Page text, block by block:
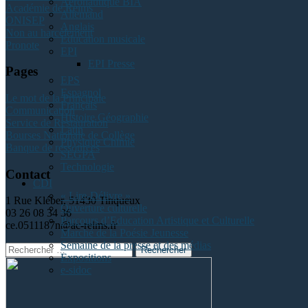
Allemand
Anglais
Education musicale
EPI
EPI Presse
EPS
Espagnol
Français
Histoire Géographie
Latin
Physique Chimie
SEGPA
Technologie
CDI
« Lire-Délivre »
Ouverture culturelle
Parcours d’Education Artistique et Culturelle
Marché de la Poésie Jeunesse
Semaine de la presse et des médias
Expositions
e-sidoc
Académie de Reims
ONISEP
Non au harcèlement
Pronote
Pages
Le mot de la Principale
Communication
Service de Restauration
Bourses Nationale de Collège
Banque de ressources
Contact
1 Rue Kléber, 51430 Tinqueux
03 26 08 34 36
ce.0511187n@ac-reims.fr
Rechercher
: